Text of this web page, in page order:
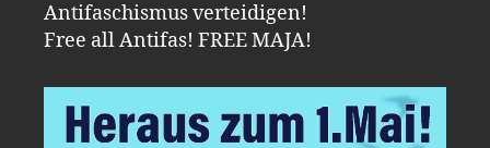
Antifaschismus verteidigen!
Free all Antifas! FREE MAJA!